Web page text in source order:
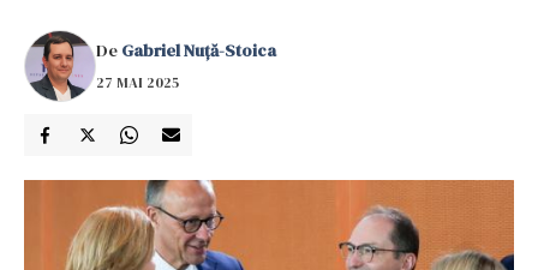
De Gabriel Nuță-Stoica
27 MAI 2025